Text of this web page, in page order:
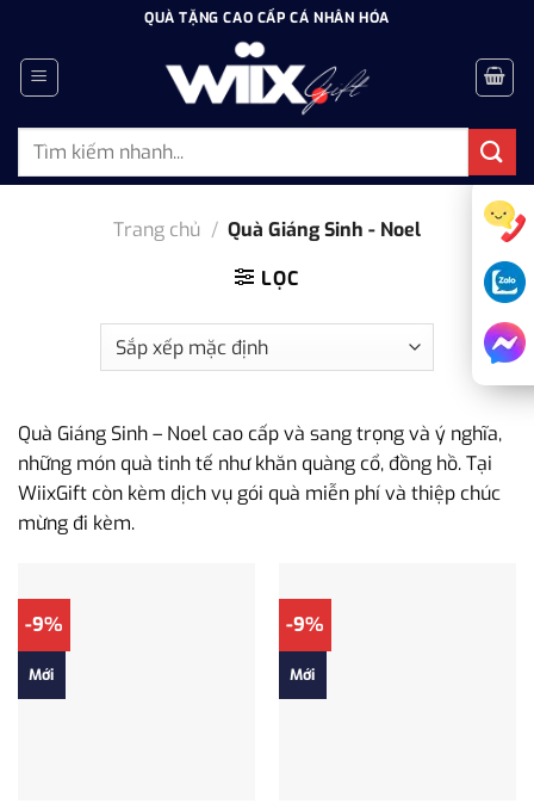
dung
QUÀ TẶNG CAO CẤP CÁ NHÂN HÓA
Tìm
Trang chủ / Quà Giáng Sinh - Noel
LỌC
Quà Giáng Sinh – Noel cao cấp và sang trọng và ý nghĩa,
những món quà tinh tế như khăn quàng cổ, đồng hồ. Tại
WiixGift còn kèm dịch vụ gói quà miễn phí và thiệp chúc
mừng đi kèm.
-9%
Mới
-9%
Mới